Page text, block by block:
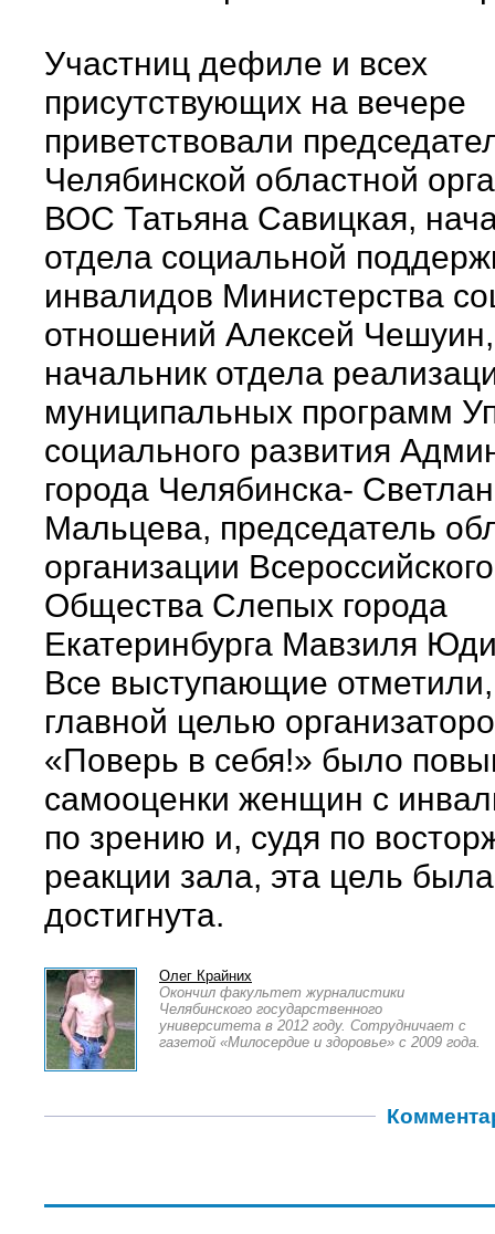
Участниц дефиле и всех
присутствующих на вечере
приветствовали
Челябинской областной
ВОС Татьяна Савицкая,
отдела социальной
инвалидов Министерства
отношений Алексей Чешуин,
начальник отдела
муниципальных программ
социального развития
города Челябинска-
Мальцева, председатель
организации Всероссийского
Общества Слепых города
Екатеринбурга Мавзиля
Все выступающие
главной целью
«Поверь в себя!» было
самооценки женщин с
по зрению и, судя по
реакции зала, эта цель была
достигнута.
Олег Крайних
Окончил факультет журналистики
Челябинского государственного
университета в 2012 году. Сотрудничает с
газетой «Милосердие и здоровье» с 2009 года.